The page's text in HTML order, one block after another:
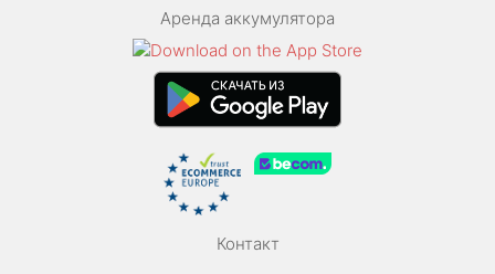
Аренда аккумулятора
Контакт